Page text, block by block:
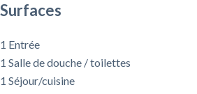
Surfaces
1 Entrée
1 Salle de douche / toilettes
1 Séjour/cuisine